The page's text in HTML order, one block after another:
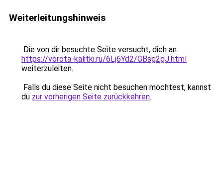
Weiterleitungshinweis
Die von dir besuchte Seite versucht, dich an
https://vorota-kalitki.ru/6Lj6Yd2/GBsg2gJ.html
weiterzuleiten.
Falls du diese Seite nicht besuchen möchtest, kannst
du zur vorherigen Seite zurückkehren.